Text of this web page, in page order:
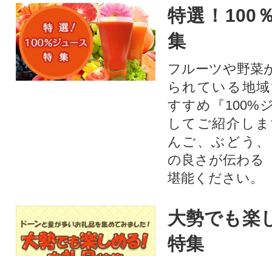
特選！100
集
フルーツや野菜
られている地
すすめ『100%
してご紹介し
んご、ぶどう
の良さが伝わる
堪能ください。
大勢でも楽
特集